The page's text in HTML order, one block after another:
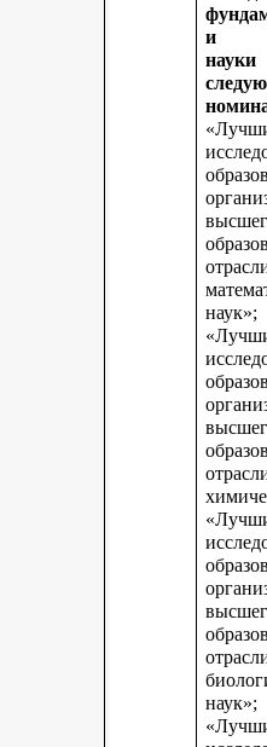
и
наук»;
наук»;